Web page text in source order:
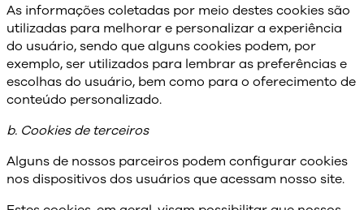
As informações coletadas por meio destes cookies são
utilizadas para melhorar e personalizar a experiência
do usuário, sendo que alguns cookies podem, por
exemplo, ser utilizados para lembrar as preferências e
escolhas do usuário, bem como para o oferecimento de
conteúdo personalizado.
b. Cookies de terceiros
Alguns de nossos parceiros podem configurar cookies
nos dispositivos dos usuários que acessam nosso site.